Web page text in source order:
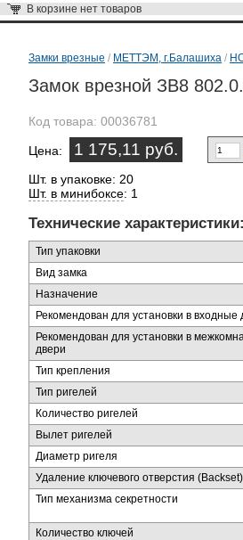
В корзине нет товаров
Замки врезные / МЕТТЭМ, г.Балашиха /
Замок врезной ЗВ8
Код товара: 00036781
Цена: 1 175,11 руб.
Шт. в упаковке: 20
Шт. в минибоксе: 1
Технические характеристики:
Тип упаковки
Вид замка
Назначение
Рекомендован для установки в входные
Рекомендован для установки в
двери
Тип крепления
Тип ригелей
Количество ригелей
Вылет ригелей
Диаметр ригеля
Удаление ключевого отверстия (Backset)
Тип механизма секретности
Количество ключей